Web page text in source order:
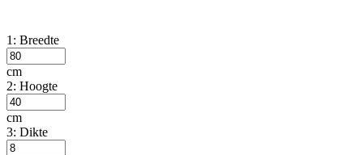
1: Breedte
cm
2: Hoogte
cm
3: Dikte